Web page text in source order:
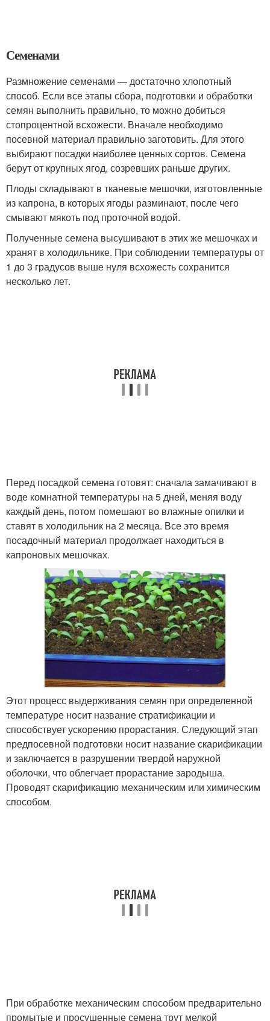
Семенами
Размножение семенами — достаточно хлопотный
способ. Если все этапы сбора, подготовки и обработки
семян выполнить правильно, то можно добиться
стопроцентной всхожести. Вначале необходимо
посевной материал правильно заготовить. Для этого
выбирают посадки наиболее ценных сортов. Семена
берут от крупных ягод, созревших раньше других.
Плоды складывают в тканевые мешочки, изготовленные
из капрона, в которых ягоды разминают, после чего
смывают мякоть под проточной водой.
Полученные семена высушивают в этих же мешочках и
хранят в холодильнике. При соблюдении температуры от
1 до 3 градусов выше нуля всхожесть сохранится
несколько лет.
Перед посадкой семена готовят: сначала замачивают в
воде комнатной температуры на 5 дней, меняя воду
каждый день, потом помешают во влажные опилки и
ставят в холодильник на 2 месяца. Все это время
посадочный материал продолжает находиться в
капроновых мешочках.
Этот процесс выдерживания семян при определенной
температуре носит название стратификации и
способствует ускорению прорастания. Следующий этап
предпосевной подготовки носит название скарификации
и заключается в разрушении твердой наружной
оболочки, что облегчает прорастание зародыша.
Проводят скарификацию механическим или химическим
способом.
При обработке механическим способом предварительно
промытые и просушенные семена трут мелкой